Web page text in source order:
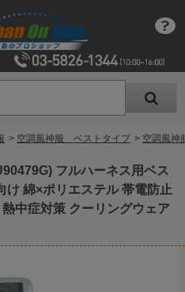
> 空調風神服 ベストタイプ > 空調風神
フルハーネス用ベス
け 綿×ポリエステル 帯電防止
中症対策 クーリングウェア